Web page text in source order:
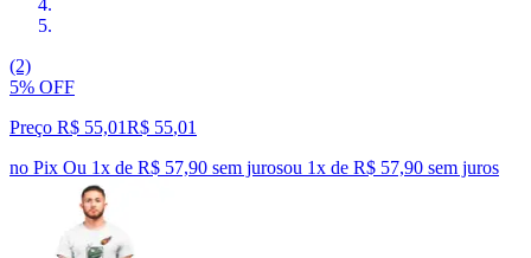
(2)
5% OFF
Preço R$ 55,01R$ 55,01
no Pix Ou 1x de R$ 57,90 sem jurosou 1x de R$ 57,90 sem juros